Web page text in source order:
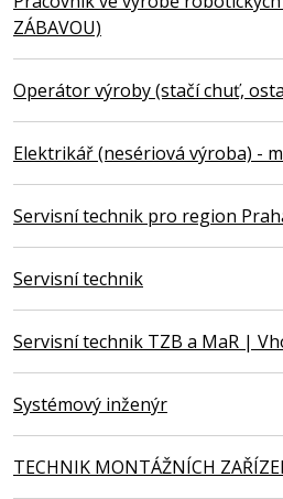
ZÁBAVOU)
Operátor výroby (stačí chuť,
Elektrikář (nesériová výroba) -
Servisní technik pro region
Servisní technik
Servisní technik TZB a MaR |
Systémový inženýr
TECHNIK MONTÁŽNÍCH